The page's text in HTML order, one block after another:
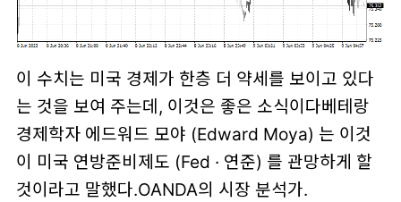
이 수치는 미국 경제가 한층 더 약세를 보이고 있다
는 것을 보여 주는데, 이것은 좋은 소식이다베테랑
경제학자 에드워드 모야 (Edward Moya) 는 이것
이 미국 연방준비제도 (Fed · 연준) 를 관망하게 할
것이라고 말했다.OANDA의 시장 분석가.